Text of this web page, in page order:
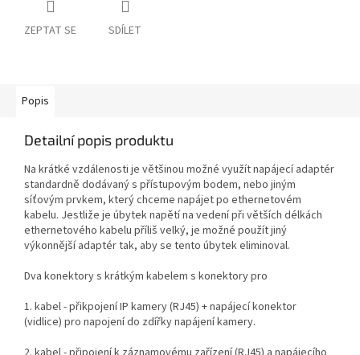
ZEPTAT SE SDÍLET
Popis
Detailní popis produktu
Na krátké vzdálenosti je většinou možné využít napájecí adaptér
standardně dodávaný s přístupovým bodem, nebo jiným
síťovým prvkem, který chceme napájet po ethernetovém
kabelu. Jestliže je úbytek napětí na vedení při větších délkách
ethernetového kabelu příliš velký, je možné použít jiný
výkonnější adaptér tak, aby se tento úbytek eliminoval.
Dva konektory s krátkým kabelem s konektory pro
1. kabel - přikpojení IP kamery (RJ45) + napájecí konektor
(vidlice) pro napojení do zdířky napájení kamery.